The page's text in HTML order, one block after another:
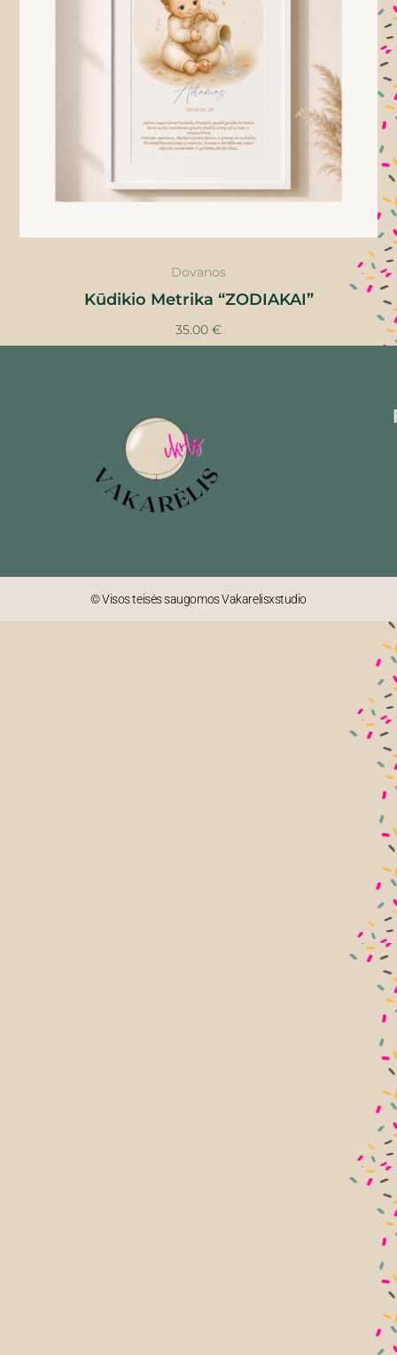
Dovanos
Kūdikio Metrika “ZODIAKAI”
35.00 €
© Visos teisės saugomos Vakarelisxstudio